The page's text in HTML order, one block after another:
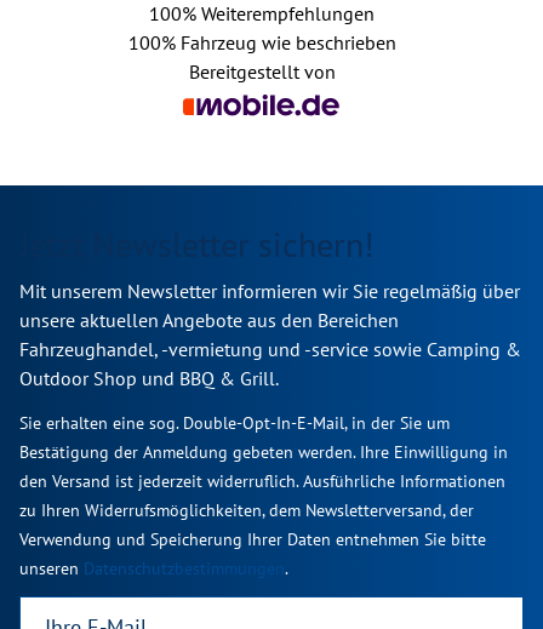
100% Weiterempfehlungen
100%Fahrzeug wie beschrieben
Bereitgestellt von
Jetzt Newsletter sichern!
Mit unserem Newsletter informieren wir Sie regelmäßig über
unsere aktuellen Angebote aus den Bereichen
Fahrzeughandel, -vermietung und -service sowie Camping &
Outdoor Shop und BBQ & Grill.
Sie erhalten eine sog. Double-Opt-In-E-Mail, in der Sie um
Bestätigung der Anmeldung gebeten werden. Ihre Einwilligung in
den Versand ist jederzeit widerruflich. Ausführliche Informationen
zu Ihren Widerrufsmöglichkeiten, dem Newsletterversand, der
Verwendung und Speicherung Ihrer Daten entnehmen Sie bitte
unseren Datenschutzbestimmungen.